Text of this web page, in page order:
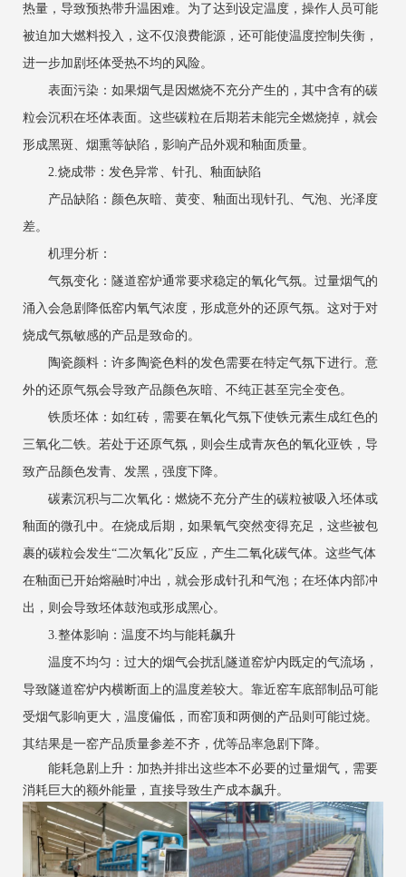
热量，导致预热带升温困难。为了达到设定温度，操作人员可能
被迫加大燃料投入，这不仅浪费能源，还可能使温度控制失衡，
进一步加剧坯体受热不均的风险。
表面污染：如果烟气是因燃烧不充分产生的，其中含有的碳
粒会沉积在坯体表面。这些碳粒在后期若未能完全燃烧掉，就会
形成黑斑、烟熏等缺陷，影响产品外观和釉面质量。
2.烧成带：发色异常、针孔、釉面缺陷
产品缺陷：颜色灰暗、黄变、釉面出现针孔、气泡、光泽度
差。
机理分析：
气氛变化：隧道窑炉通常要求稳定的氧化气氛。过量烟气的
涌入会急剧降低窑内氧气浓度，形成意外的还原气氛。这对于对
烧成气氛敏感的产品是致命的。
陶瓷颜料：许多陶瓷色料的发色需要在特定气氛下进行。意
外的还原气氛会导致产品颜色灰暗、不纯正甚至完全变色。
铁质坯体：如红砖，需要在氧化气氛下使铁元素生成红色的
三氧化二铁。若处于还原气氛，则会生成青灰色的氧化亚铁，导
致产品颜色发青、发黑，强度下降。
碳素沉积与二次氧化：燃烧不充分产生的碳粒被吸入坯体或
釉面的微孔中。在烧成后期，如果氧气突然变得充足，这些被包
裹的碳粒会发生“二次氧化”反应，产生二氧化碳气体。这些气体
在釉面已开始熔融时冲出，就会形成针孔和气泡；在坯体内部冲
出，则会导致坯体鼓泡或形成黑心。
3.整体影响：温度不均与能耗飙升
温度不均匀：过大的烟气会扰乱隧道窑炉内既定的气流场，
导致隧道窑炉内横断面上的温度差较大。靠近窑车底部制品可能
受烟气影响更大，温度偏低，而窑顶和两侧的产品则可能过烧。
其结果是一窑产品质量参差不齐，优等品率急剧下降。
能耗急剧上升：加热并排出这些本不必要的过量烟气，需要
消耗巨大的额外能量，直接导致生产成本飙升。